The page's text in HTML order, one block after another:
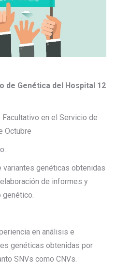
de Genética del Hospital 12
en el Servicio de
Octubre
genéticas obtenidas
de informes y
genético.
en análisis e
genéticas obtenidas por
SNVs como CNVs.